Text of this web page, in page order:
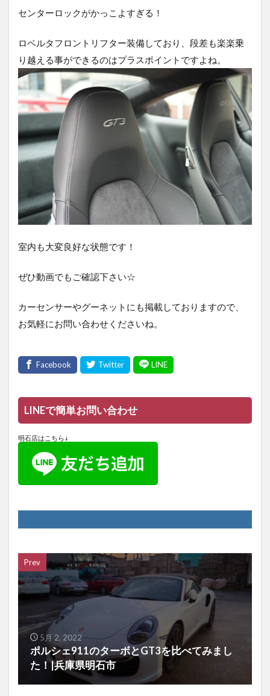
センターロックがかっこよすぎる！
ロベルタフロントリフター装備しており、段差も楽楽乗
り越える事ができるのはプラスポイントですよね。
室内も大変良好な状態です！
ぜひ動画でもご確認下さい☆
カーセンサーやグーネットにも掲載しておりますので、
お気軽にお問い合わせくださいね。
LINEで簡単お問い合わせ
明石店はこちら↓
Prev
5月 2, 2022
ポルシェ911のターボとGT3を比べてみまし
た！|兵庫県明石市